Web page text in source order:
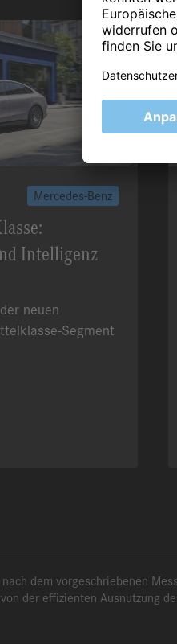
Mercedes-Benz
Intelligenz
neuen
Segment
dem vorgeschriebenen
der effizienten Ausnutzung